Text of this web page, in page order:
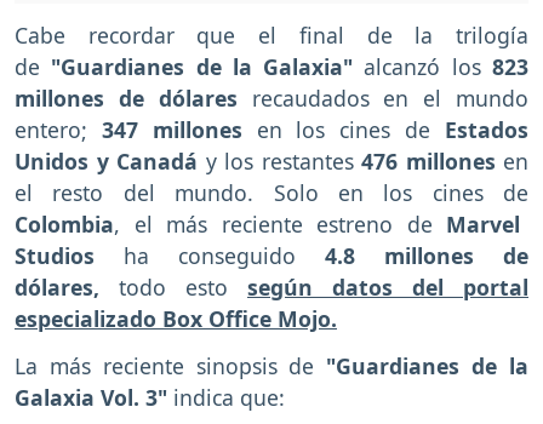
Cabe recordar que el final de la trilogía
de "Guardianes de la Galaxia" alcanzó los823
millones de dólares recaudados en el mundo
entero; 347 millones en los cines de Estados
Unidos y Canadá y los restantes 476 millones en
el resto del mundo. Solo en los cines de
Colombia, el más reciente estreno de Marvel
Studios ha conseguido 4.8 millones de
dólares, todo esto según datos del portal
especializado Box Office Mojo.
La más reciente sinopsis de "Guardianes de la
Galaxia Vol. 3" indica que: